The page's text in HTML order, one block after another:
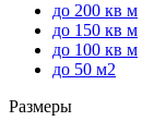
до 200 кв м
до 150 кв м
до 100 кв м
до 50 м2
Размеры